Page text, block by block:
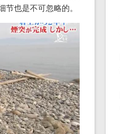
也是不可忽略的。